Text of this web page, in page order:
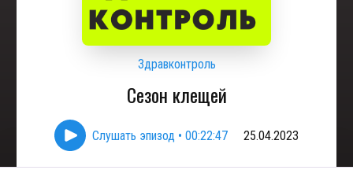
Здравконтроль
Сезон клещей
Слушать эпизод • 00:22:47 25.04.2023